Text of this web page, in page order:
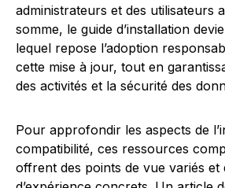
administrateurs et des utilisateurs
somme, le guide d’installation
lequel repose l’adoption
cette mise à jour, tout en
des activités et la sécurité des
Pour approfondir les aspects de
compatibilité, ces ressources
offrent des points de vue variés et